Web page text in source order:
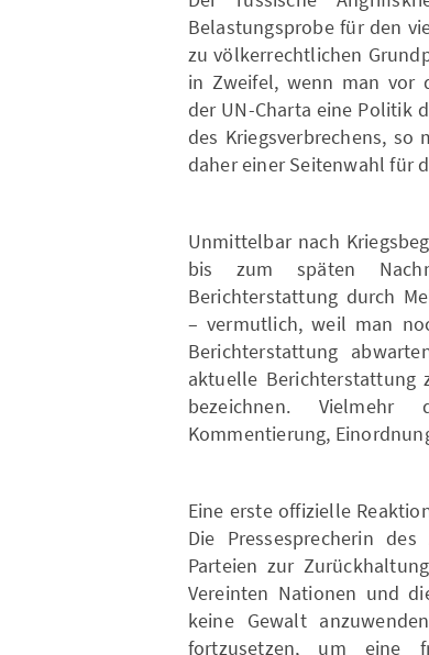
Belastungsprobe für den
zu völkerrechtlichen
in Zweifel, wenn man vor
der UN-Charta eine Politik
des Kriegsverbrechens,
daher einer Seitenwahl für
Unmittelbar nach
bis zum späten
Berichterstattung durch
– vermutlich, weil man
Berichterstattung
aktuelle Berichterstattung
bezeichnen.
Kommentierung,
Eine erste offizielle
Die Pressesprecherin
Parteien zur
Vereinten Nationen und
keine Gewalt
fortzusetzen, um eine